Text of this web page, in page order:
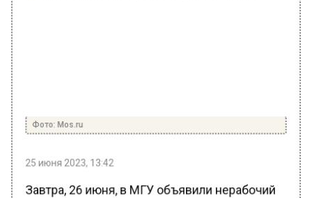
Фото: Mos.ru
25 июня 2023, 13:42
Завтра, 26 июня, в МГУ объявили нерабочий